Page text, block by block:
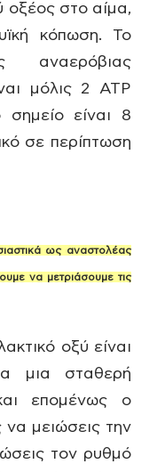
οξέος στο αίμα,
κόπωση. Το
αναερόβιας
μόλις 2 ΑΤΡ
είναι 8
σε περίπτωση
ως αναστολέας
να μετριάσουμε τις
οξύ είναι
μια σταθερή
επομένως ο
να μειώσεις την
τον ρυθμό